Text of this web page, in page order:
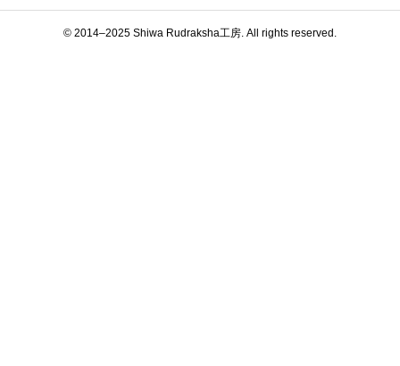
© 2014–2025 Shiwa Rudraksha工房. All rights reserved.